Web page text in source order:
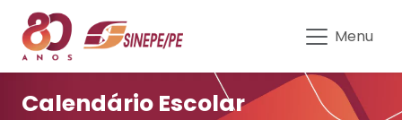
Calendário Escolar do Sinepe-
Menu
Calendário Escolar